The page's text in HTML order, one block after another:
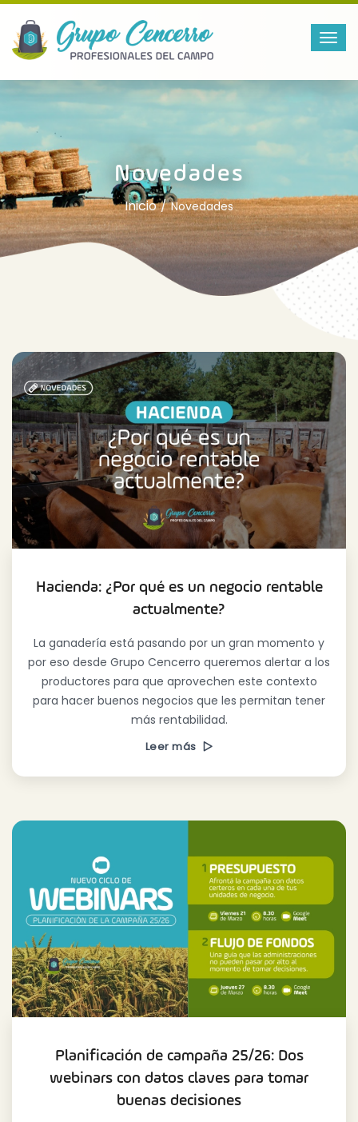
Novedades
Inicio Novedades
Hacienda: ¿Por qué es un negocio rentable
actualmente?
La ganadería está pasando por un gran momento y
por eso desde Grupo Cencerro queremos alertar a los
productores para que aprovechen este contexto
para hacer buenos negocios que les permitan tener
más rentabilidad.
Leer más
Planificación de campaña 25/26: Dos
webinars con datos claves para tomar
buenas decisiones